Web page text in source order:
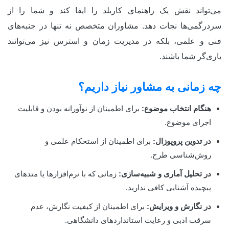
می‌تواند نقش یک راهنمای کاربلد را ایفا کند و شما را از
سردرگمی‌ها نجات دهد. مشاوران متخصص نه تنها در جنبه‌های
فنی و علمی، بلکه در مدیریت زمان و استرس نیز می‌توانند
یاری‌گر شما باشند.
چه زمانی به مشاور نیاز داریم؟
هنگام انتخاب موضوع: برای اطمینان از نوآورانه بودن و قابلیت
اجرای موضوع.
در تدوین پروپوزال: برای اطمینان از استحکام علمی و
روش‌شناسی طرح.
در تحلیل آماری و شبیه‌سازی: زمانی که با نرم‌افزارها یا متدهای
پیچیده آشنایی کافی ندارید.
در نگارش و ویرایش: برای اطمینان از کیفیت نگارش، عدم
سرقت ادبی و رعایت استانداردهای دانشگاهی.